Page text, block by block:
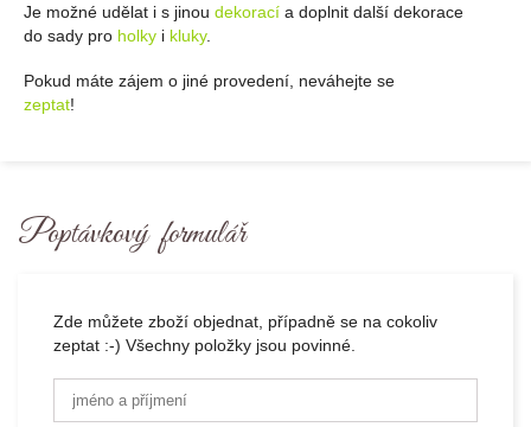
Je možné udělat i s jinou dekorací a doplnit další dekorace
do sady pro holky i kluky.
Pokud máte zájem o jiné provedení, neváhejte se
zeptat!
Poptávkový formulář
Zde můžete zboží objednat, případně se na cokoliv
zeptat :-) Všechny položky jsou povinné.